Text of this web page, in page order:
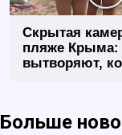
Скрытая
пляже
вытворяют,
Больше